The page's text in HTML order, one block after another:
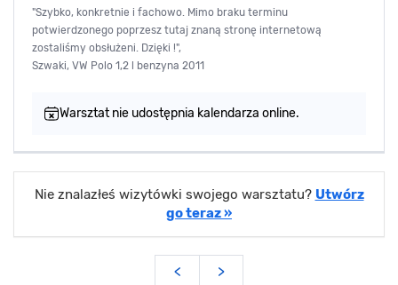
"Szybko, konkretnie i fachowo. Mimo braku terminu
potwierdzonego poprzesz tutaj znaną stronę internetową
zostaliśmy obsłużeni. Dzięki !",
Szwaki, VW Polo 1,2 l benzyna 2011
Warsztat nie udostępnia kalendarza online.
Nie znalazłeś wizytówki swojego warsztatu? Utwórz
go teraz »
< >